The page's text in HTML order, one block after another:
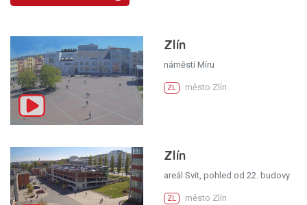
Zlín
náměstí Míru
ZL město Zlín
Zlín
areál Svit, pohled od 22. budovy
ZL město Zlín